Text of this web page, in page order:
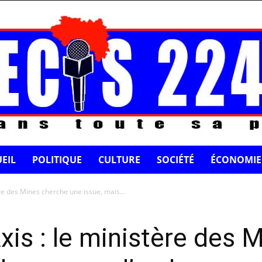
POLITIQUE CULTURE SOCIÉTÉ ÉCONOMIE
des Mines cherche une issue, mais...
: le ministère des